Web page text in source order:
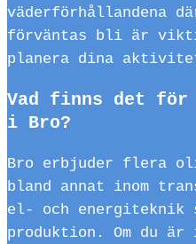
väderförhållandena
förväntas bli är
planera dina
Vad finns det för
i Bro?
Bro erbjuder flera
bland annat inom
el- och energiteknik
produktion. Om du